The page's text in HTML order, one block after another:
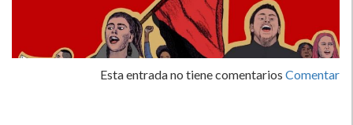
Esta entrada no tiene comentarios Comentar